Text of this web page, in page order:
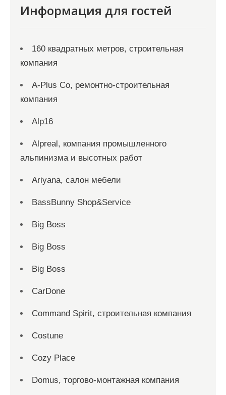
Информация для гостей
160 квадратных метров, строительная
компания
A-Plus Co, ремонтно-строительная
компания
Alp16
Alpreal, компания промышленного
альпинизма и высотных работ
Ariyana, салон мебели
BassBunny Shop&Service
Big Boss
Big Boss
Big Boss
CarDone
Command Spirit, строительная компания
Costune
Cozy Place
Domus, торгово-монтажная компания